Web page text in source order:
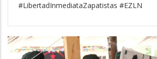
#LibertadInmediataZapatistas #EZLN